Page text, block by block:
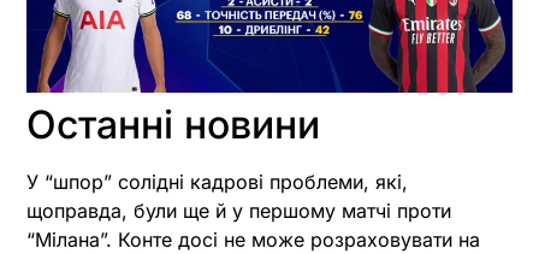
Останні новини
У “шпор” солідні кадрові проблеми, які,
щоправда, були ще й у першому матчі проти
“Мілана”. Конте досі не може розраховувати на